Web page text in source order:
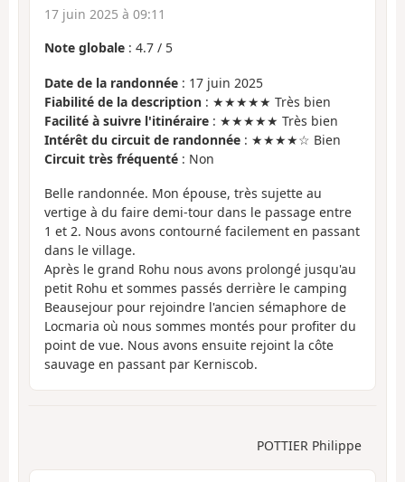
17 juin 2025 à 09:11
Note globale : 4.7 / 5
Date de la randonnée : 17 juin 2025
Fiabilité de la description : ★★★★★ Très bien
Facilité à suivre l'itinéraire : ★★★★★ Très bien
Intérêt du circuit de randonnée : ★★★★☆ Bien
Circuit très fréquenté : Non
Belle randonnée. Mon épouse, très sujette au
vertige à du faire demi-tour dans le passage entre
1 et 2. Nous avons contourné facilement en passant
dans le village.
Après le grand Rohu nous avons prolongé jusqu'au
petit Rohu et sommes passés derrière le camping
Beausejour pour rejoindre l'ancien sémaphore de
Locmaria où nous sommes montés pour profiter du
point de vue. Nous avons ensuite rejoint la côte
sauvage en passant par Kerniscob.
POTTIER Philippe